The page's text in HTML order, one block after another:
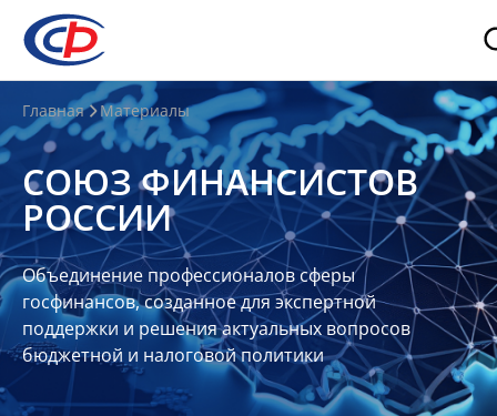
О
нас
О
СФР
Совет
Союза
Участники
Планы
отчеты
Главная Материалы
СОЮЗ ФИНАНСИСТОВ
РОССИИ
Объединение профессионалов сферы
госфинансов, созданное для экспертной
поддержки и решения актуальных вопросов
бюджетной и налоговой политики